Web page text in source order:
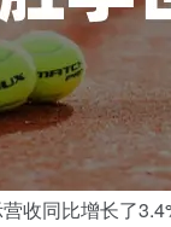
收同比增长了